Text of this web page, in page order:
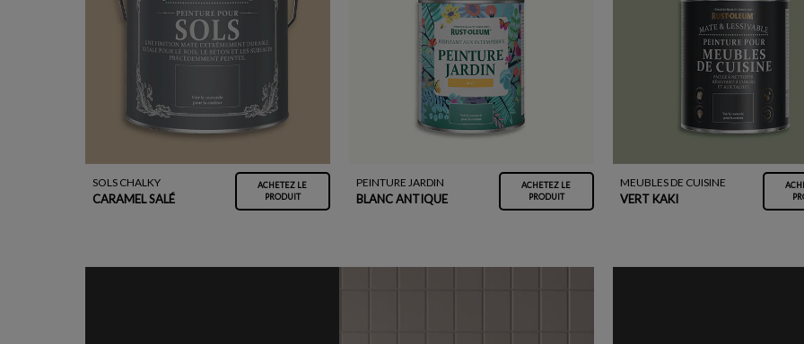
SOLS CHALKY
CARAMEL SALÉ
ACHETEZ LE
PRODUIT
PEINTURE JARDIN
BLANC ANTIQUE
ACHETEZ LE
PRODUIT
MEUBLES DE CUISINE
VERT KAKI